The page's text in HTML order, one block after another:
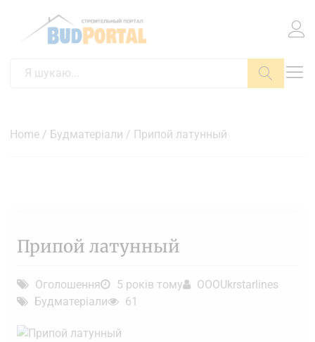
Home / Будматеріали / Припой латунный
Припой латунный
Оголошення 5 років тому
OOOUkrstarlines
Будматеріали
61